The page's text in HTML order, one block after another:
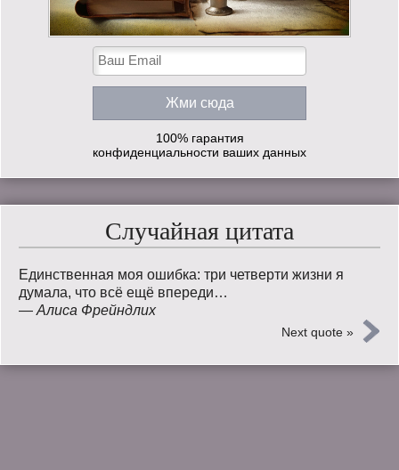
100% гарантия
конфиденциальности ваших данных
Случайная цитата
Единственная моя ошибка: три четверти жизни я
думала, что всё ещё впереди…
— Алиса Фрейндлих
Next quote »